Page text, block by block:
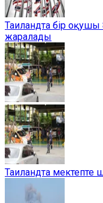
Таиландта бір
жаралады
Таиландта